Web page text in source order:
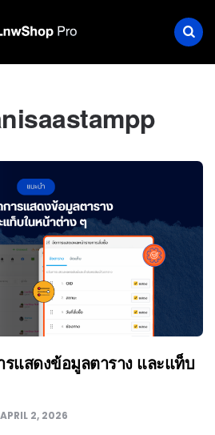
แสดงข้อมูลตาราง และแท็บ
APRIL 2, 2026